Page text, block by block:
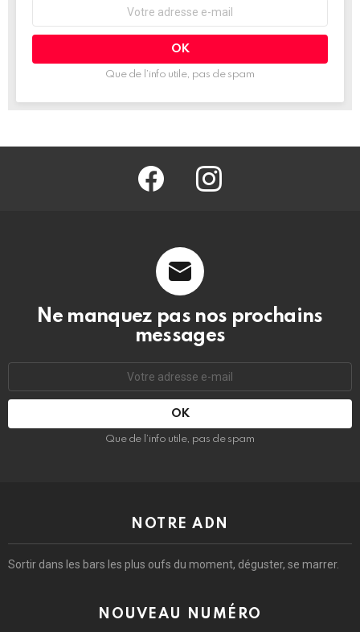
mail
Que de l’info utile, pas de spam
facebook @barmag.fr
Ne manquez pas nos prochains
messages
mail
Que de l’info utile, pas de spam
NOTRE ADN
Sortir dans les bars les plus oufs du moment, déguster, se marrer.
NOUVEAU NUMÉRO